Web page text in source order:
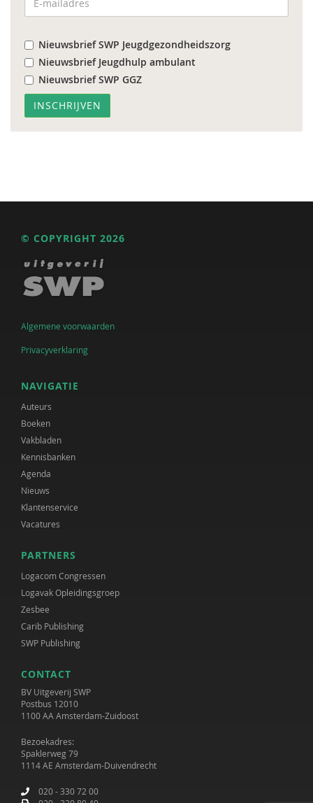
Nieuwsbrief SWP Jeugdgezondheidszorg
Nieuwsbrief Jeugdhulp ambulant
Nieuwsbrief SWP GGZ
© COPYRIGHT 2026
Algemene voorwaarden
Privacyverklaring
NAVIGATIE
Auteurs
Boeken
Vakbladen
Kennisbanken
Agenda
Nieuws
Klantenservice
Vacatures
PARTNERS
Logacom Congressen
Logavak Opleidingsgroep
Zesbee
Carib Publishing
SWP Publishing
CONTACT
BV Uitgeverij SWP
Postbus 12010
1100 AA Amsterdam-Zuidoost
Bezoekadres:
Spaklerweg 79
1114 AE Amsterdam-Duivendrecht
020 - 330 72 00